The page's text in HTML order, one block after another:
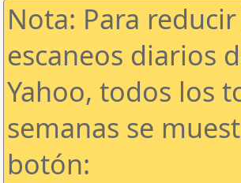
Nota: Para
escaneos diarios
Yahoo, todos los
semanas se
botón: